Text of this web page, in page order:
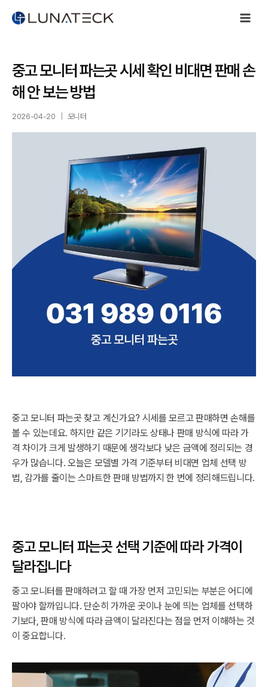
중고 모니터 파는곳 시세 확인 비대면 판매 손
해 안 보는 방법
2026-04-20 모니터
중고 모니터 파는곳 찾고 계신가요? 시세를 모르고 판매하면 손해를
볼 수 있는데요. 하지만 같은 기기라도 상태나 판매 방식에 따라 가
격 차이가 크게 발생하기 때문에 생각보다 낮은 금액에 정리되는 경
우가 많습니다. 오늘은 모델별 가격 기준부터 비대면 업체 선택 방
법, 감가를 줄이는 스마트한 판매 방법까지 한 번에 정리해드립니다.
중고 모니터 파는곳 선택 기준에 따라 가격이
달라집니다
중고 모니터를 판매하려고 할 때 가장 먼저 고민되는 부분은 어디에
팔아야 할까입니다. 단순히 가까운 곳이나 눈에 띄는 업체를 선택하
기보다, 판매 방식에 따라 금액이 달라진다는 점을 먼저 이해하는 것
이 중요합니다.